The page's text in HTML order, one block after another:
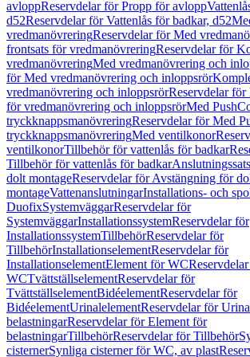
avloppReservdelar för Propp för avlopp
d52Reservdelar för Vattenlås för badkar, d52
vredmanövreringReservdelar för Med
frontsats för vredmanövreringReservdelar för
vredmanövreringMed vredmanövrering och
för Med vredmanövrering och inloppsrör
vredmanövrering och inloppsrörReservdelar
för vredmanövrering och inloppsrörMed
tryckknappsmanövreringReservdelar för Med
tryckknappsmanövreringMed ventilkonor
ventilkonorTillbehör för vattenlås för badkar
Tillbehör för vattenlås för badkarAnslutningssats
dolt montageReservdelar för Avstängning för
montageVattenanslutningarInstallations- och
DuofixSystemväggarReservdelar för
SystemväggarInstallationssystemReservdelar för
InstallationssystemTillbehörReservdelar för
TillbehörInstallationselementReservdelar för
InstallationselementElement för WC
WCTvättställselementReservdelar för
TvättställselementBidéelementReservdelar för
BidéelementUrinalelementReservdelar för
belastningarReservdelar för Element för
belastningarTillbehörReservdelar för Tillbehör
cisternerSynliga cisterner för WC, av plast